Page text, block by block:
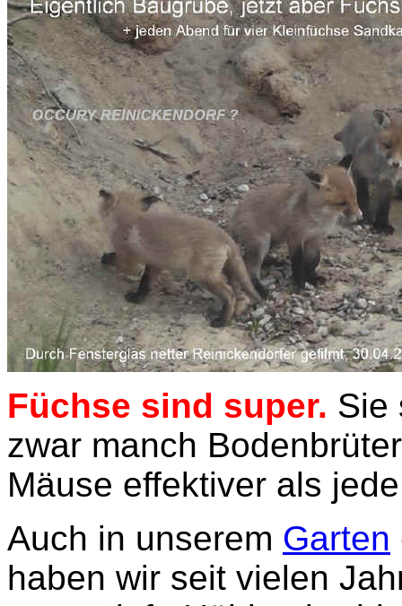
Füchse sind super. Sie
zwar manch
Mäuse effektiver als
Auch in unserem Garten
haben wir seit vielen